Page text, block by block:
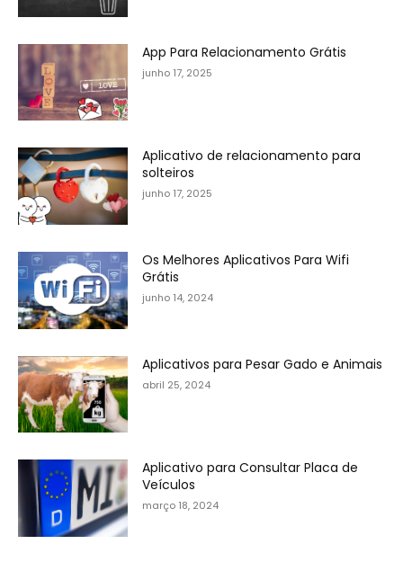
App Para Relacionamento Grátis
junho 17, 2025
Aplicativo de relacionamento para
solteiros
junho 17, 2025
Os Melhores Aplicativos Para Wifi
Grátis
junho 14, 2024
Aplicativos para Pesar Gado e Animais
abril 25, 2024
Aplicativo para Consultar Placa de
Veículos
março 18, 2024